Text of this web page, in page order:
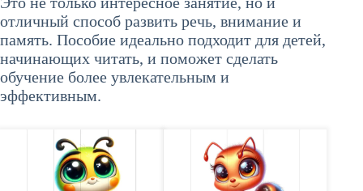
отличный способ развить речь, внимание и
память. Пособие идеально подходит для детей,
начинающих читать, и поможет сделать
обучение более увлекательным и
эффективным.